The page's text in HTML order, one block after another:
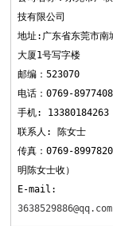
技有限公司
地址:广东省东莞市南
大厦1号写字楼
邮编：523070
电话：0769-
手机: 13380184263
联系人: 陈女士
传真：0769-
明陈女士收）
E-mail:
3638529886@qq.com